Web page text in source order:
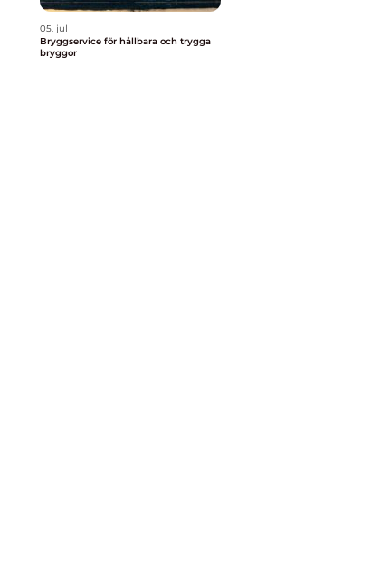
05. jul
Bryggservice för hållbara och trygga
bryggor